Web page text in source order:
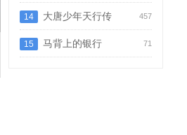
,李乃文,释小龙,应灏铭,季肖冰,胡耘豪,徐正溪,
457
14 大唐少年天行传
71
15 马背上的银行